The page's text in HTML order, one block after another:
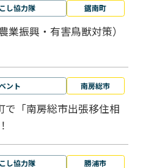
し協力隊 鋸南町
振興・有害鳥獣対策）
ント 南房総市
で「南房総市出張移住相
し協力隊 勝浦市